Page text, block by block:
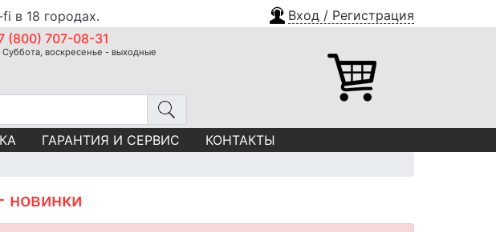
в 18 городах. Вход / Регистрация
(800) 707-08-31
Суббота, воскресенье - выходные
ГАРАНТИЯ И СЕРВИС КОНТАКТЫ
новинки